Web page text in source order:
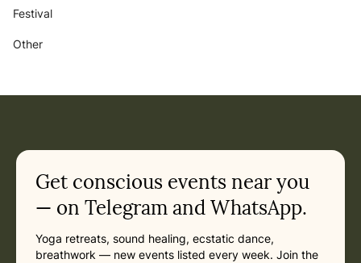
Festival
Other
Get conscious events near you
— on Telegram and WhatsApp.
Yoga retreats, sound healing, ecstatic dance,
breathwork — new events listed every week. Join the